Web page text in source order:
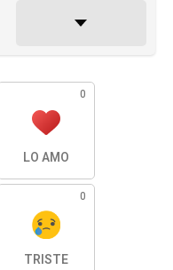
0
LO AMO
0
TRISTE